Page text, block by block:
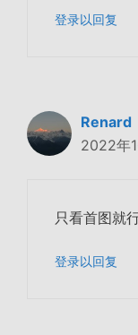
登录以回复
Renard
2022年
只看首图就行
登录以回复